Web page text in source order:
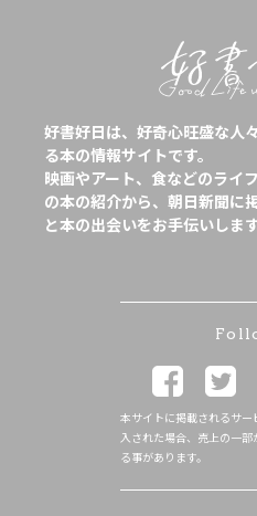
好書好日は、好奇心旺盛な人
る本の情報サイトです。
映画やアート、食などのライ
の本の紹介から、朝日新聞に
と本の出会いをお手伝いします
本サイトに掲載されるサ
入された場合、売上の一
る事があります。